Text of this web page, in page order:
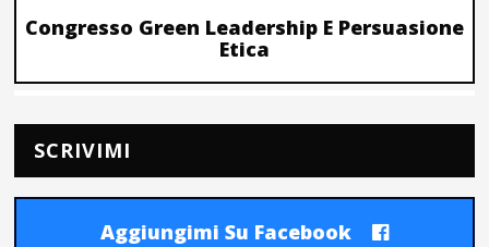
Congresso Green Leadership E Persuasione
Etica
SCRIVIMI
Aggiungimi Su Facebook